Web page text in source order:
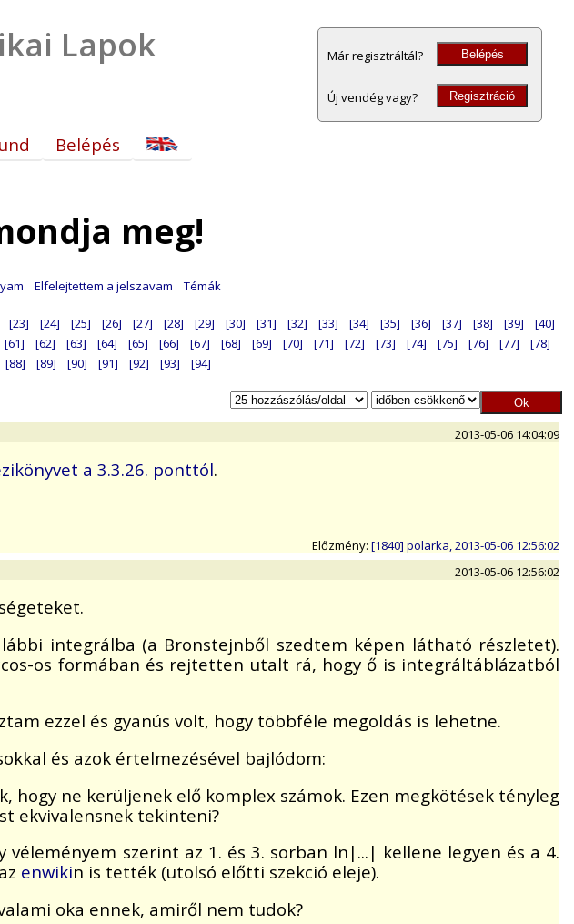
Lapok Már regisztráltál? Belépés
Új vendég vagy? Regisztráció
Belépés
meg!
Elfelejtettem a jelszavam Témák
[23] [24] [25] [26] [27] [28] [29] [30] [31] [32] [33] [34] [35] [36] [37] [38] [39]
[40]
[61] [62] [63] [64] [65] [66] [67] [68] [69] [70] [71] [72] [73] [74] [75] [76] [77]
[78]
[88] [89] [90] [91] [92] [93] [94]
2013-05-06 14:04:09
a 3.3.26. ponttól.
Előzmény: [1840] polarka, 2013-05-06 12:56:02
2013-05-06 12:56:02
integrálba (a Bronstejnből szedtem képen látható részletet).
os formában és rejtetten utalt rá, hogy ő is integráltáblázatból
ezzel és gyanús volt, hogy többféle megoldás is lehetne.
és azok értelmezésével bajlódom:
hogy ne kerüljenek elő komplex számok. Ezen megkötések tényleg
ekvivalensnek tekinteni?
szerint az 1. és 3. sorban ln|...| kellene legyen és a 4.
enwikin is tették (utolsó előtti szekció eleje).
oka ennek, amiről nem tudok?